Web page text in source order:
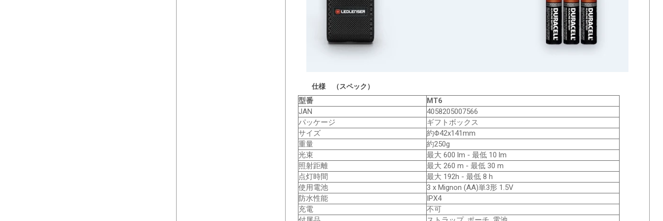
仕様 （スペック）
型番
MT6
JAN
4058205007566
パッケージ
ギフトボックス
サイズ
約Φ42x141mm
重量
約250g
光束
最大 600 lm - 最低 10 lm
照射距離
最大 260 m - 最低 30 m
点灯時間
最大 192h - 最低 8 h
使用電池
3 x Mignon (AA)単3形 1.5V
防水性能
IPX4
充電
不可